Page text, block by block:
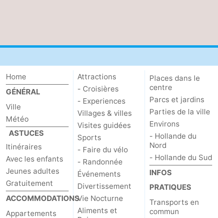
Home
GÉNÉRAL
Ville
Météo
ASTUCES
Itinéraires
Avec les enfants
Jeunes adultes
Gratuitement
ACCOMMODATIONS
Appartements
Attractions
- Croisières
- Experiences
Villages & villes
Visites guidées
Sports
- Faire du vélo
- Randonnée
Événements
Divertissement
Vie Nocturne
Aliments et
Places dans le
centre
Parcs et jardins
Parties de la ville
Environs
- Hollande du
Nord
- Hollande du Sud
INFOS
PRATIQUES
Transports en
commun